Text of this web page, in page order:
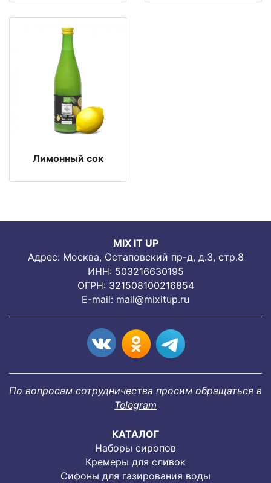
Лимонный сок
MIX IT UP
Адрес: Москва, Остаповский пр-д, д.3, стр.8
ИНН: 503216630195
ОГРН: 321508100216854
E-mail: mail@mixitup.ru
По вопросам сотрудничества просим обращаться в
Telegram
КАТАЛОГ
Наборы сиропов
Кремеры для сливок
Сифоны для газирования воды